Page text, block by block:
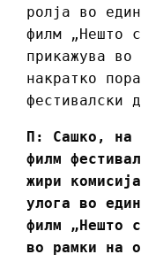
ролја во
филм „Нешто
прикажува во
накратко
фестивалски
П: Сашко, на
филм
жири
улога во
филм „Нешто
во рамки на